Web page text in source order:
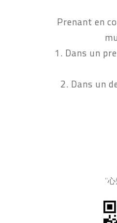
Prenant en
1. Dans un
2. Dans un
“